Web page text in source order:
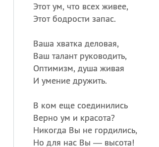
Этот ум, что всех живее,
Этот бодрости запас.
Ваша хватка деловая,
Ваш талант руководить,
Оптимизм, душа живая
И умение дружить.
В ком еще соединились
Верно ум и красота?
Никогда Вы не гордились,
Но для нас Вы — высота!